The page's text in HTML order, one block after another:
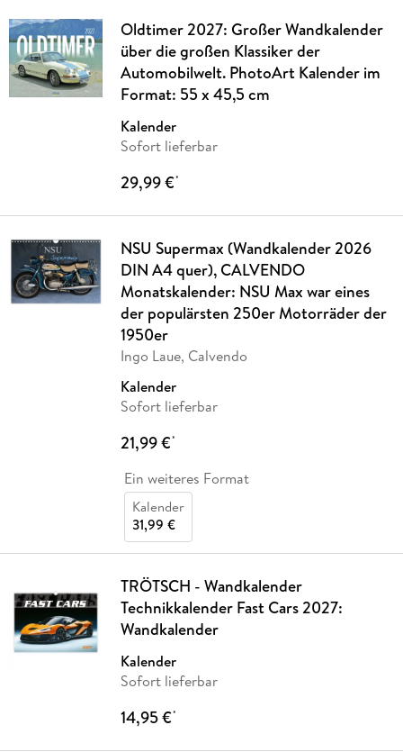
Oldtimer 2027: Großer Wandkalender
über die großen Klassiker der
Automobilwelt. PhotoArt Kalender im
Format: 55 x 45,5 cm
Kalender
Sofort lieferbar
29,99 €*
NSU Supermax (Wandkalender 2026
DIN A4 quer), CALVENDO
Monatskalender: NSU Max war eines
der populärsten 250er Motorräder der
1950er
Ingo Laue, Calvendo
Kalender
Sofort lieferbar
21,99 €*
Ein weiteres Format
Kalender
31,99 €
TRÖTSCH - Wandkalender
Technikkalender Fast Cars 2027:
Wandkalender
Kalender
Sofort lieferbar
14,95 €*